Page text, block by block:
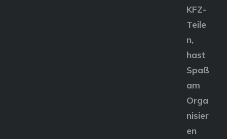
KFZ-
Teile
n,
hast
Spaß
am
Orga
nisier
en